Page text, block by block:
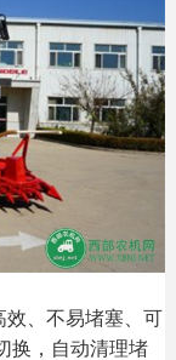
效、不易堵塞、可
换，自动清理堵